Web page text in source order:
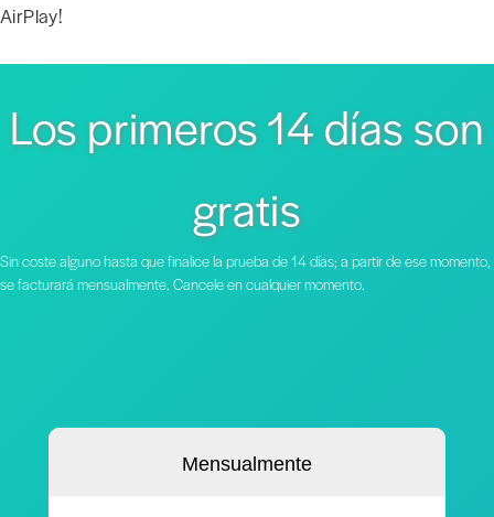
AirPlay!
Los primeros 14 días son
gratis
Sin coste alguno hasta que finalice la prueba de 14 días; a partir de ese momento,
se facturará mensualmente. Cancele en cualquier momento.
Mensualmente